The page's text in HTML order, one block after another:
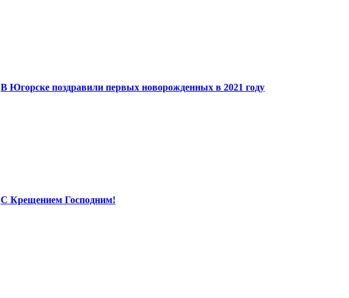
В Югорске поздравили первых новорожденных в 2021 году
С Крещением Господним!